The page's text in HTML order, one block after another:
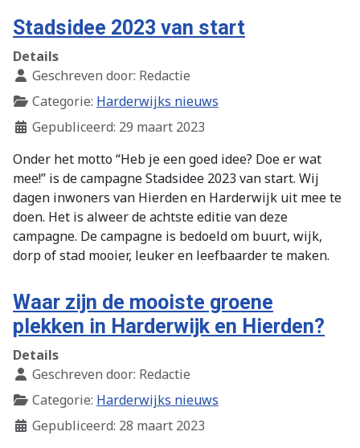
Stadsidee 2023 van start
Details
Geschreven door: Redactie
Categorie: Harderwijks nieuws
Gepubliceerd: 29 maart 2023
Onder het motto “Heb je een goed idee? Doe er wat
mee!” is de campagne Stadsidee 2023 van start. Wij
dagen inwoners van Hierden en Harderwijk uit mee te
doen. Het is alweer de achtste editie van deze
campagne. De campagne is bedoeld om buurt, wijk,
dorp of stad mooier, leuker en leefbaarder te maken.
Waar zijn de mooiste groene
plekken in Harderwijk en Hierden?
Details
Geschreven door: Redactie
Categorie: Harderwijks nieuws
Gepubliceerd: 28 maart 2023